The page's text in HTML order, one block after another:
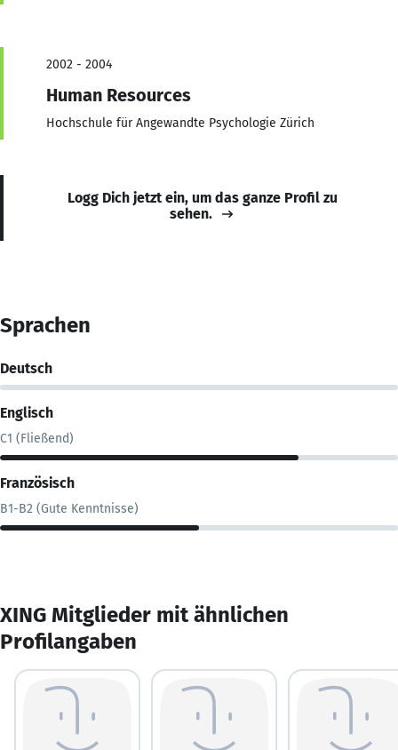
2002 - 2004
Human Resources
Hochschule für Angewandte Psychologie Zürich
Logg Dich jetzt ein, um das ganze Profil zu
sehen.
Sprachen
Deutsch
Englisch
C1 (Fließend)
Französisch
B1-B2 (Gute Kenntnisse)
XING Mitglieder mit ähnlichen
Profilangaben